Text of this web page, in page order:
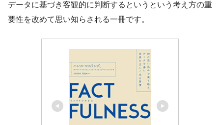
データに基づき客観的に判断するというという考え方の重
要性を改めて思い知らされる一冊です。